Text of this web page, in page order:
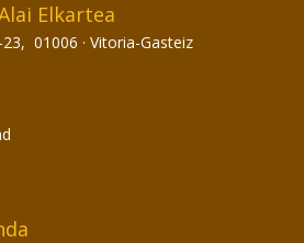
Elkartea
01006 · Vitoria-Gasteiz